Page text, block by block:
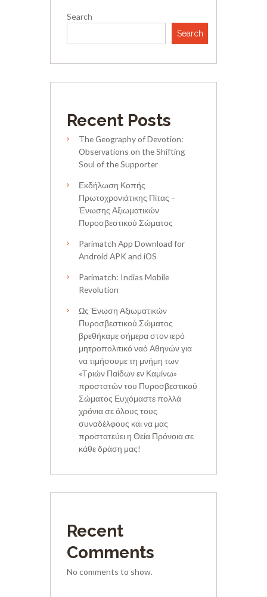
Search
Search
Recent Posts
The Geography of Devotion:
Observations on the Shifting
Soul of the Supporter
Εκδήλωση Κοπής
Πρωτοχρονιάτικης Πίτας –
Ένωσης Αξιωματικών
Πυροσβεστικού Σώματος
Parimatch App Download for
Android APK and iOS
Parimatch: Indias Mobile
Revolution
Ως Ένωση Αξιωματικών
Πυροσβεστικού Σώματος
βρεθήκαμε σήμερα στον ιερό
μητροπολιτικό ναό Αθηνών για
να τιμήσουμε τη μνήμη των
«Τριών Παίδων εν Καμίνω»
προστατών του Πυροσβεστικού
Σώματος Ευχόμαστε πολλά
χρόνια σε όλους τους
συναδέλφους και να μας
προστατεύει η Θεία Πρόνοια σε
κάθε δράση μας!
Recent
Comments
No comments to show.